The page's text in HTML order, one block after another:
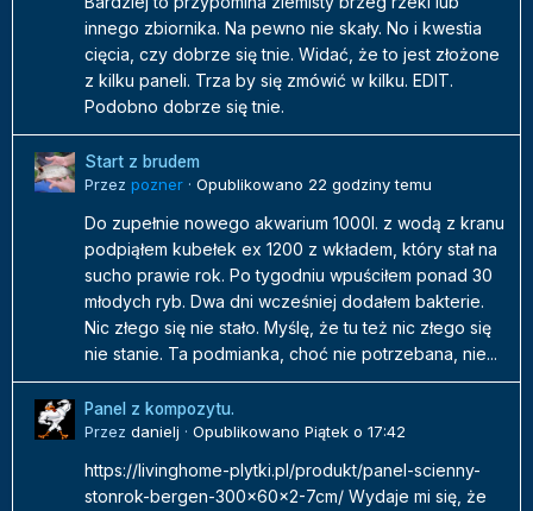
innego zbiornika. Na pewno nie skały. No i kwestia
cięcia, czy dobrze się tnie. Widać, że to jest złożone
z kilku paneli. Trza by się zmówić w kilku. EDIT.
Podobno dobrze się tnie.
Start z brudem
Przez pozner · Opublikowano 22 godziny temu
Do zupełnie nowego akwarium 1000l. z wodą z kranu
podpiąłem kubełek ex 1200 z wkładem, który stał na
sucho prawie rok. Po tygodniu wpuściłem ponad 30
młodych ryb. Dwa dni wcześniej dodałem bakterie.
Nic złego się nie stało. Myślę, że tu też nic złego się
nie stanie. Ta podmianka, choć nie potrzebana, nie...
Panel z kompozytu.
Przez danielj · Opublikowano Piątek o 17:42
https://livinghome-plytki.pl/produkt/panel-scienny-
stonrok-bergen-300x60x2-7cm/ Wydaje mi się, że